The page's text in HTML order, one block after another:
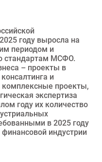
году выросла на
периодом и
стандартам МСФО.
– проекты в
и
комплексные проекты,
экспертиза
году их количество
в 2025 году
индустрии